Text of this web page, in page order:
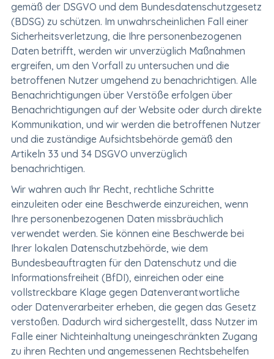
gemäß der DSGVO und dem Bundesdatenschutzgesetz
(BDSG) zu schützen. Im unwahrscheinlichen Fall einer
Sicherheitsverletzung, die Ihre personenbezogenen
Daten betrifft, werden wir unverzüglich Maßnahmen
ergreifen, um den Vorfall zu untersuchen und die
betroffenen Nutzer umgehend zu benachrichtigen. Alle
Benachrichtigungen über Verstöße erfolgen über
Benachrichtigungen auf der Website oder durch direkte
Kommunikation, und wir werden die betroffenen Nutzer
und die zuständige Aufsichtsbehörde gemäß den
Artikeln 33 und 34 DSGVO unverzüglich
benachrichtigen.
Wir wahren auch Ihr Recht, rechtliche Schritte
einzuleiten oder eine Beschwerde einzureichen, wenn
Ihre personenbezogenen Daten missbräuchlich
verwendet werden. Sie können eine Beschwerde bei
Ihrer lokalen Datenschutzbehörde, wie dem
Bundesbeauftragten für den Datenschutz und die
Informationsfreiheit (BfDI), einreichen oder eine
vollstreckbare Klage gegen Datenverantwortliche
oder Datenverarbeiter erheben, die gegen das Gesetz
verstoßen. Dadurch wird sichergestellt, dass Nutzer im
Falle einer Nichteinhaltung uneingeschränkten Zugang
zu ihren Rechten und angemessenen Rechtsbehelfen